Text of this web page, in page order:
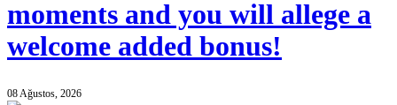
moments and you will allege a
welcome added bonus!
08 Ağustos, 2026